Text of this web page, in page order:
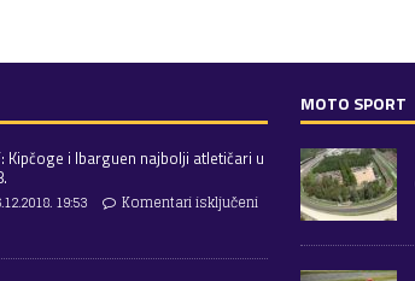
Kipčoge i Ibarguen najbolji atletičari u
19:53
Komentari isključeni
MOTO SPORT